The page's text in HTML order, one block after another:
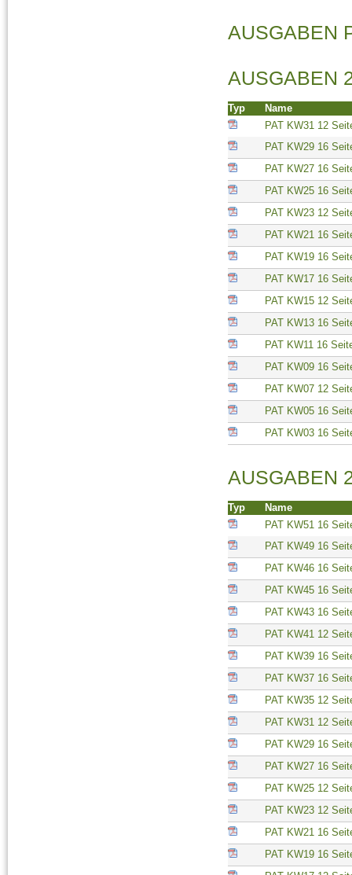
AUSGABEN
AUSGABEN
Typ
Name
PAT KW31 12
PAT KW29 16
PAT KW27 16
PAT KW25 16
PAT KW23 12
PAT KW21 16
PAT KW19 16
PAT KW17 16
PAT KW15 12
PAT KW13 16
PAT KW11 16
PAT KW09 16
PAT KW07 12
PAT KW05 16
PAT KW03 16
AUSGABEN
Typ
Name
PAT KW51 16
PAT KW49 16
PAT KW46 16
PAT KW45 16
PAT KW43 16
PAT KW41 12
PAT KW39 16
PAT KW37 16
PAT KW35 12
PAT KW31 12
PAT KW29 16
PAT KW27 16
PAT KW25 12
PAT KW23 12
PAT KW21 16
PAT KW19 16